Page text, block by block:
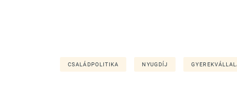
CSALÁDPOLITIKA NYUGDÍJ